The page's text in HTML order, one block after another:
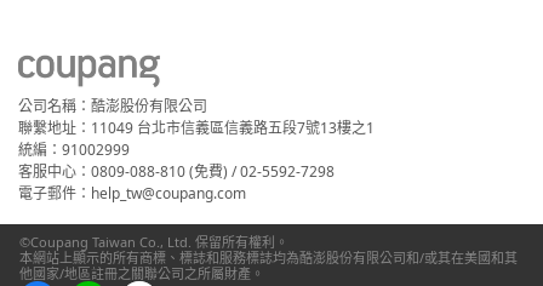
公司名稱：酷澎股份有限公司
聯繫地址：11049 台北市信義區信義路五段7號13樓之1
統編：91002999
客服中心：0809-088-810 (免費) / 02-5592-7298
電子郵件：help_tw@coupang.com
©Coupang Taiwan Co., Ltd. 保留所有權利。
本網站上顯示的所有商標、標誌和服務標誌均為酷澎股份有限公司和/或其在美國和其
他國家/地區註冊之關聯公司之所屬財產。